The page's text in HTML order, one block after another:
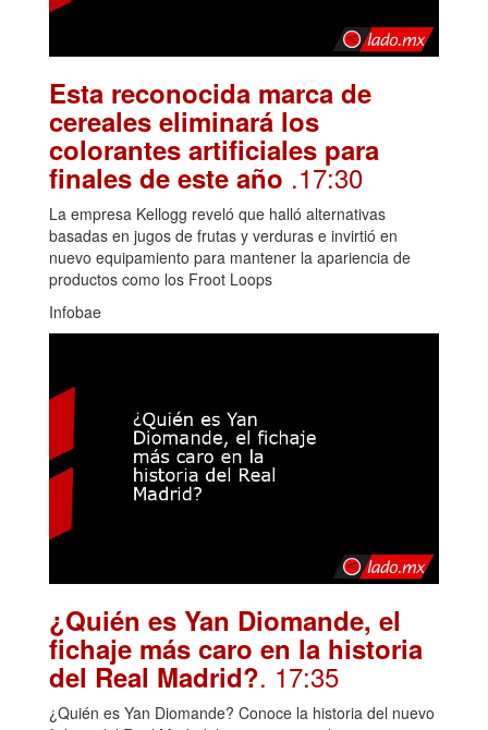
Esta reconocida marca de
cereales eliminará los
colorantes artificiales para
finales de este año .17:30
La empresa Kellogg reveló que halló alternativas
basadas en jugos de frutas y verduras e invirtió en
nuevo equipamiento para mantener la apariencia de
productos como los Froot Loops
Infobae
¿Quién es Yan Diomande, el
fichaje más caro en la historia
del Real Madrid?. 17:35
¿Quién es Yan Diomande? Conoce la historia del nuevo